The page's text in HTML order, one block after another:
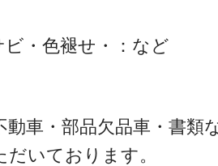
ビ・色褪せ・：など
動車・部品欠品車・書類
いております。